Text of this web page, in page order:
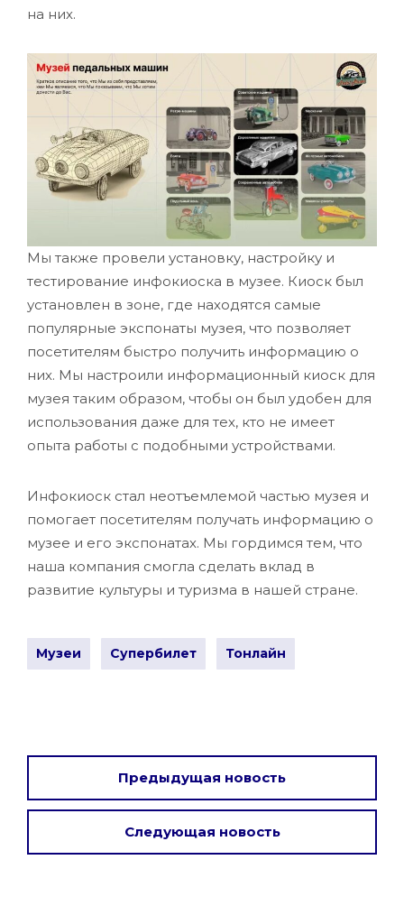
на них.
Мы также провели установку, настройку и
тестирование инфокиоска в музее. Киоск был
установлен в зоне, где находятся самые
популярные экспонаты музея, что позволяет
посетителям быстро получить информацию о
них. Мы настроили информационный киоск для
музея таким образом, чтобы он был удобен для
использования даже для тех, кто не имеет
опыта работы с подобными устройствами.
Инфокиоск стал неотъемлемой частью музея и
помогает посетителям получать информацию о
музее и его экспонатах. Мы гордимся тем, что
наша компания смогла сделать вклад в
развитие культуры и туризма в нашей стране.
Музеи Супербилет Тонлайн
Предыдущая новость
Следующая новость